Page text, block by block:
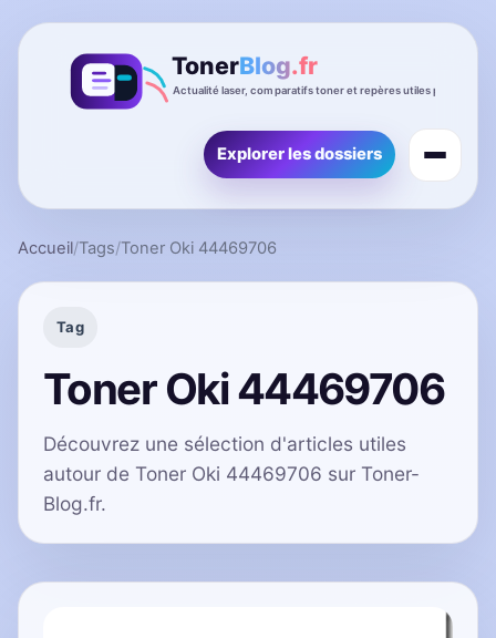
Explorer les dossiers
Accueil/Tags/Toner Oki 44469706
Tag
Toner Oki 44469706
Découvrez une sélection d'articles utiles
autour de Toner Oki 44469706 sur Toner-
Blog.fr.